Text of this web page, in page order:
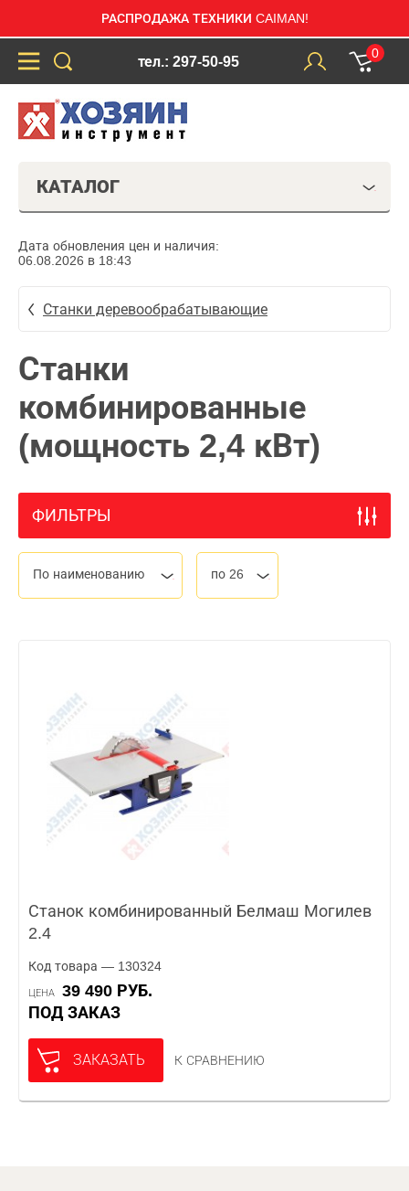
РАСПРОДАЖА ТЕХНИКИ CAIMAN!
тел.: 297-50-95
0
КАТАЛОГ
Дата обновления цен и наличия:
06.08.2026 в 18:43
Станки деревообрабатывающие
Станки
комбинированные
(мощность 2,4 кВт)
ФИЛЬТРЫ
По наименованию по 26
Станок комбинированный Белмаш Могилев
2.4
Код товара — 130324
ЦЕНА
39 490 РУБ.
ПОД ЗАКАЗ
ЗАКАЗАТЬ К СРАВНЕНИЮ